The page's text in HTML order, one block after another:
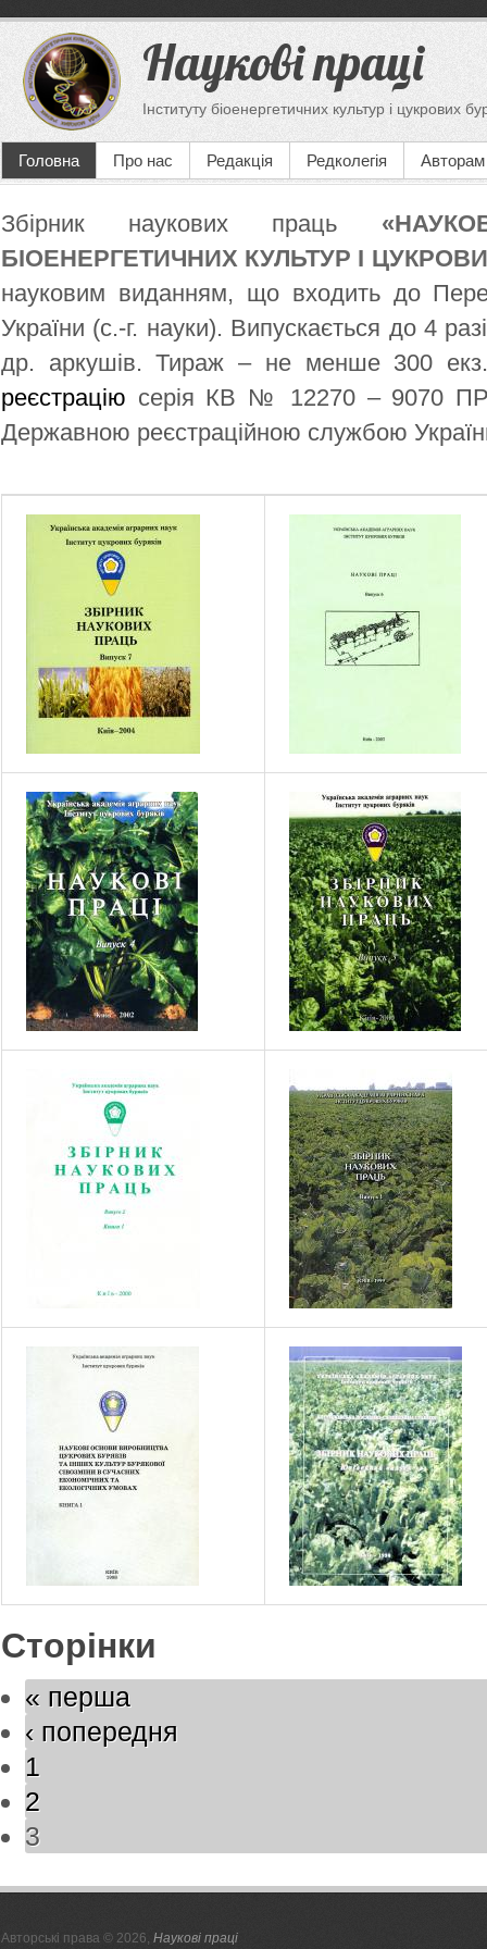
Наукові праці
Інституту біоенергетичних культур і цукрових
Головна Про нас Редакція Редколегія Авторам
Збірник наукових праць
БІОЕНЕРГЕТИЧНИХ КУЛЬТУР І
науковим виданням, що входить до
України (с.-г. науки). Випускається до 4
др. аркушів. Тираж – не менше 300
реєстрацію серія КВ № 12270 – 9070 ПР
Державною реєстраційною службою
Сторінки
« перша
‹ попередня
1
2
3
Авторські права © 2026, Наукові праці